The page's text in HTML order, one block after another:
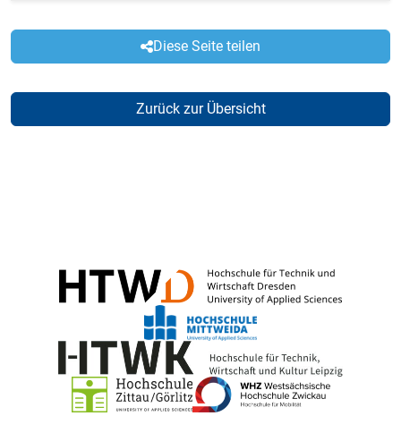
Diese Seite teilen
Zurück zur Übersicht